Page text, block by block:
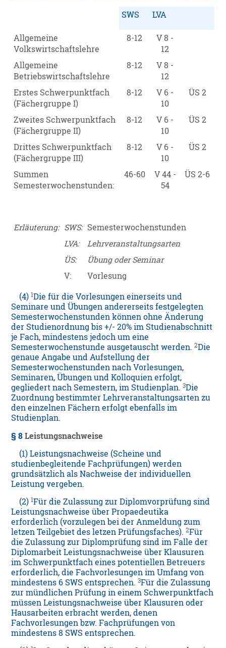
SWS LVA
Allgemeine
Volkswirtschaftslehre
8-12
V 8 -
12
Allgemeine
Betriebswirtschaftslehre
8-12
V 8 -
12
Erstes Schwerpunktfach
(Fächergruppe I)
8-12
V 6 -
10
ÜS 2
Zweites Schwerpunktfach
(Fächergruppe II)
8-12
V 6 -
10
ÜS 2
Drittes Schwerpunktfach
(Fächergruppe III)
8-12
V 6 -
10
ÜS 2
Summen
Semesterwochenstunden:
46-60
V 44 -
54
ÜS 2-6
Erläuterung: SWS: Semesterwochenstunden
LVA:
Lehrveranstaltungsarten
ÜS:
Übung oder Seminar
V:
Vorlesung
(4)1Die für die Vorlesungen einerseits und
Seminare und Übungen andererseits festgelegten
Semesterwochenstunden können ohne Änderung
der Studienordnung bis +/- 20% im Studienabschnitt
je Fach, mindestens jedoch um eine
Semesterwochenstunde ausgetauscht werden.2Die
genaue Angabe und Aufstellung der
Semesterwochenstunden nach Vorlesungen,
Seminaren, Übungen und Kolloquien erfolgt,
gegliedert nach Semestern, im Studienplan.3Die
Zuordnung bestimmter Lehrveranstaltungsarten zu
den einzelnen Fächern erfolgt ebenfalls im
Studienplan.
§ 8 Leistungsnachweise
(1) Leistungsnachweise (Scheine und
studienbegleitende Fachprüfungen) werden
grundsätzlich als Nachweise der individuellen
Leistung vergeben.
(2)1Für die Zulassung zur Diplomvorprüfung sind
Leistungsnachweise über Propaedeutika
erforderlich (vorzulegen bei der Anmeldung zum
letzen Teilgebiet des letzen Prüfungsfaches).2Für
die Zulassung zur Diplomprüfung sind im Falle der
Diplomarbeit Leistungsnachweise über Klausuren
im Schwerpunktfach eines potentiellen Betreuers
erforderlich, die Fachvorlesungen im Umfang von
mindestens 6 SWS entsprechen.3Für die Zulassung
zur mündlichen Prüfung in einem Schwerpunktfach
müssen Leistungsnachweise über Klausuren oder
Hausarbeiten erbracht werden, denen
Fachvorlesungen bzw. Fachprüfungen von
mindestens 8 SWS entsprechen.